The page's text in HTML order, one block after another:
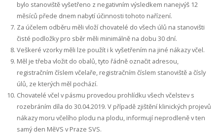
bylo stanoviště vyšetřeno z negativním výsledkem nanejvýš 12
měsíců přede dnem nabytí účinnosti tohoto nařízení.
Za účelem odběru měli vloží chovatelé do všech úlů na stanovišti
čisté podložky pro sběr měli minimálně na dobu 30 dní.
Veškeré vzorky měli lze použít i k vyšetřením na jiné nákazy včel.
Měl je třeba vložit do obalů, tyto řádně označit adresou,
registračním číslem včelaře, registračním číslem stanoviště a čísly
úlů, ze kterých měl pochází.
Chovatelé včel v pásmu provedou prohlídku všech včelstev s
rozebráním díla do 30.04.2019. V případě zjištění klinických projevů
nákazy moru včelího plodu na plodu, informují neprodleně v ten
samý den MěVS v Praze SVS.